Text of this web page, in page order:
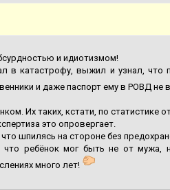
и идиотизмом!
в катастрофу, выжил и узнал, что
и даже паспорт ему в РОВД не
Их таких, кстати, по статистике
это опровергает.
шпилясь на стороне без
ребёнок мог быть не от мужа,
много лет!